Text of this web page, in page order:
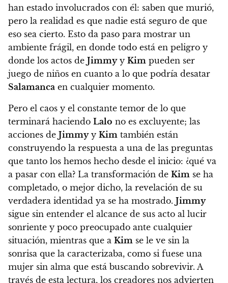
han estado involucrados con él: saben que murió,
pero la realidad es que nadie está seguro de que
eso sea cierto. Esto da paso para mostrar un
ambiente frágil, en donde todo está en peligro y
donde los actos de Jimmyy Kim pueden ser
juego de niños en cuanto a lo que podría desatar
Salamanca en cualquier momento.
Pero el caos y el constante temor de lo que
terminará haciendo Lalo no es excluyente; las
acciones de Jimmyy Kim también están
construyendo la respuesta a una de las preguntas
que tanto los hemos hecho desde el inicio: ¿qué va
a pasar con ella? La transformación de Kim se ha
completado, o mejor dicho, la revelación de su
verdadera identidad ya se ha mostrado. Jimmy
sigue sin entender el alcance de sus acto al lucir
sonriente y poco preocupado ante cualquier
situación, mientras que a Kim se le ve sin la
sonrisa que la caracterizaba, como si fuese una
mujer sin alma que está buscando sobrevivir. A
través de esta lectura, los creadores nos advierten